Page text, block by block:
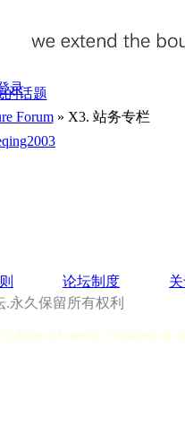
录
的话题
Forum» X3. 站务专栏
论坛制度
永久保留所有权利
of user:0, Children of